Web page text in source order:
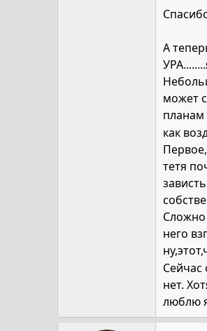
А
может
как
тетя
Сложно
него
Сейчас
нет.
люблю